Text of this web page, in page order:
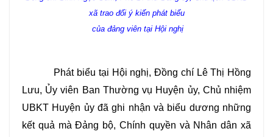
xã trao đổi ý kiến phát biểu
của đảng viên tại Hội nghị
Phát biểu tại Hội nghị, Đồng chí Lê Thị Hồng
Lưu, Ủy viên Ban Thường vụ Huyện ủy, Chủ nhiệm
UBKT Huyện ủy đã ghi nhận và biểu dương những
kết quả mà Đảng bộ, Chính quyền và Nhân dân xã